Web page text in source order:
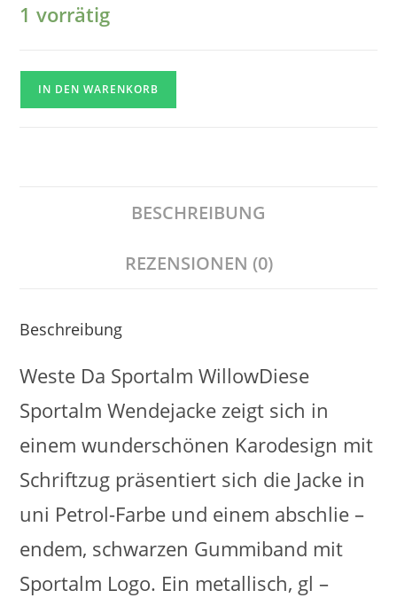
1 vorrätig
IN DEN WARENKORB
BESCHREIBUNG
REZENSIONEN (0)
Beschreibung
Weste Da Sportalm WillowDiese
Sportalm Wendejacke zeigt sich in
einem wunderschönen Karodesign mit
Schriftzug präsentiert sich die Jacke in
uni Petrol-Farbe und einem abschlie –
endem, schwarzen Gummiband mit
Sportalm Logo. Ein metallisch, gl –